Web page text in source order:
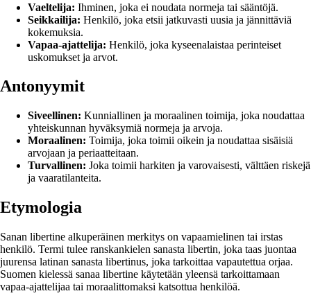
Vaeltelija: Ihminen, joka ei noudata normeja tai sääntöjä.
Seikkailija: Henkilö, joka etsii jatkuvasti uusia ja jännittäviä
kokemuksia.
Vapaa-ajattelija: Henkilö, joka kyseenalaistaa perinteiset
uskomukset ja arvot.
Antonyymit
Siveellinen: Kunniallinen ja moraalinen toimija, joka noudattaa
yhteiskunnan hyväksymiä normeja ja arvoja.
Moraalinen: Toimija, joka toimii oikein ja noudattaa sisäisiä
arvojaan ja periaatteitaan.
Turvallinen: Joka toimii harkiten ja varovaisesti, välttäen riskejä
ja vaaratilanteita.
Etymologia
Sanan libertine alkuperäinen merkitys on vapaamielinen tai irstas
henkilö. Termi tulee ranskankielen sanasta libertin, joka taas juontaa
juurensa latinan sanasta libertinus, joka tarkoittaa vapautettua orjaa.
Suomen kielessä sanaa libertine käytetään yleensä tarkoittamaan
vapaa-ajattelijaa tai moraalittomaksi katsottua henkilöä.